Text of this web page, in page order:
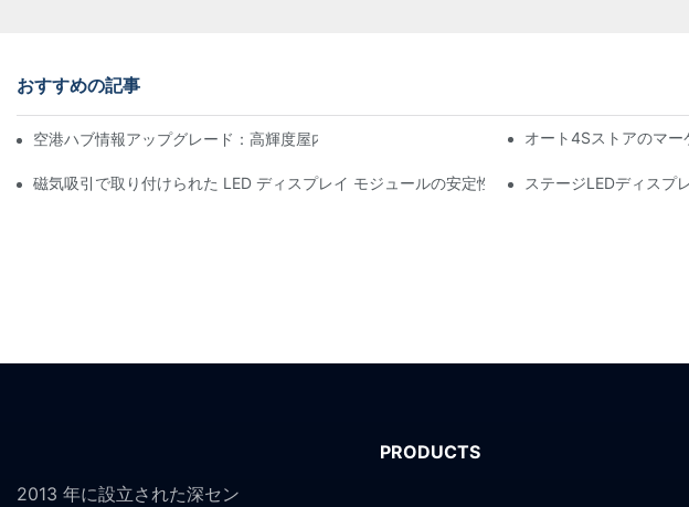
おすすめの記事
空港ハブ情報アップグレード：高輝度屋内LEDスクリーン向け飛行動力警告システム
オート4Sストアのマ
磁気吸引で取り付けられた LED ディスプレイ モジュールの安定性はどの程度ですか?
ステージLEDディスプ
2013 年に設立された深セン
PRODUCTS